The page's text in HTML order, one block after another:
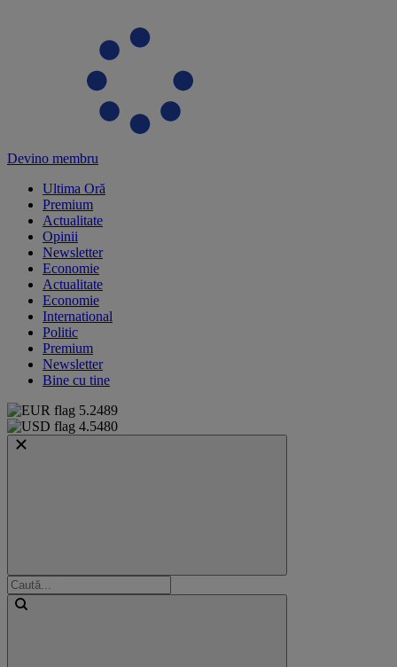
Devino membru
Ultima Oră
Premium
Actualitate
Opinii
Newsletter
Economie
Actualitate
Economie
International
Politic
Premium
Newsletter
Bine cu tine
5.2489
4.5480